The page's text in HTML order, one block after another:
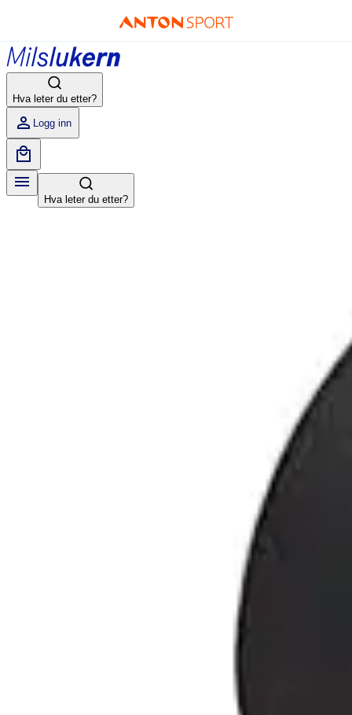
Hva leter du etter?
Logg inn
Hva leter du etter?